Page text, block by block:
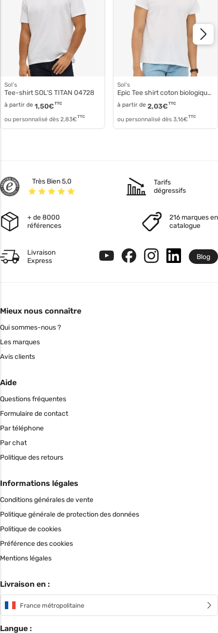
Sol's
Tee-shirt SOL'S TITAN 04728
à partir de 1,50€ TTC
ou personnalisé dès 2,83€ TTC
Sol's
Epic Tee shirt coton biologique 03564
à partir de 2,03€ TTC
ou personnalisé dès 3,16€ TTC
Très Bien 5,0
Tarifs
dégressifs
+ de 8000
références
216 marques en
catalogue
Livraison
Express
Blog
Mieux nous connaître
Qui sommes-nous ?
Les marques
Avis clients
Aide
Questions fréquentes
Formulaire de contact
Par téléphone
Par chat
Politique des retours
Informations légales
Conditions générales de vente
Politique générale de protection des données
Politique de cookies
Préférence des cookies
Mentions légales
Livraison en :
France métropolitaine
Langue :